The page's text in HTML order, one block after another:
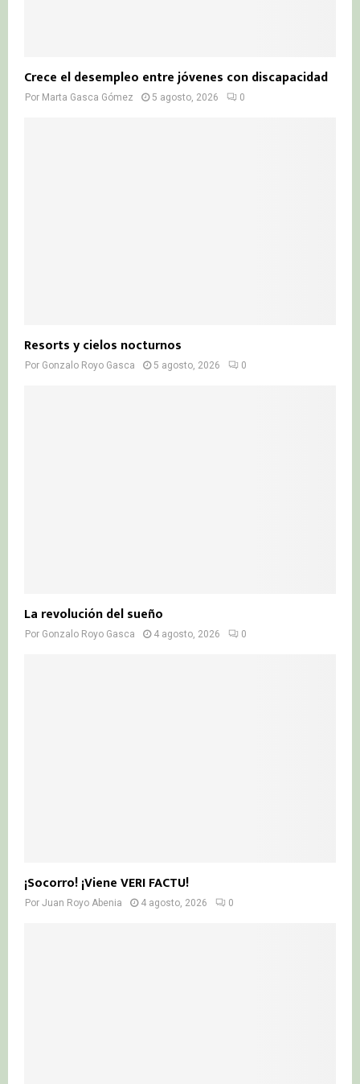
Crece el desempleo entre jóvenes con discapacidad
Por Marta Gasca Gómez 5 agosto, 2026 0
Resorts y cielos nocturnos
Por Gonzalo Royo Gasca 5 agosto, 2026 0
La revolución del sueño
Por Gonzalo Royo Gasca 4 agosto, 2026 0
¡Socorro! ¡Viene VERI FACTU!
Por Juan Royo Abenia 4 agosto, 2026 0